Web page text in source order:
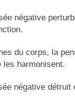
négative
du corps, la
les harmonisent.
négative